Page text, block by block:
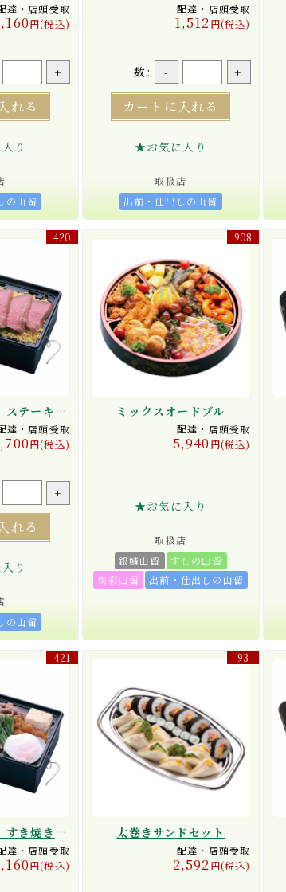
達・店頭受取
円(税込)
+
れる
り
の山留
配達・店頭受取
1,512円(税込)
数: - +
カートに入れる
★お気に入り
取扱店
出前・仕出しの山留
420
【暖暖シリーズ】ステーキ重【ひもを引けば10分間でポカポカ！】
達・店頭受取
円(税込)
+
れる
り
の山留
908
ミックスオードブル
配達・店頭受取
5,940 円(税込)
★お気に入り
取扱店
銀鱗山留
すしの山留
旬彩山留
出前・仕出しの山留
421
【暖暖シリーズ】すき焼き重【ひもを引けば10分間でポカポカ！】
達・店頭受取
円(税込)
93
太巻きサンドセット
配達・店頭受取
2,592円(税込)